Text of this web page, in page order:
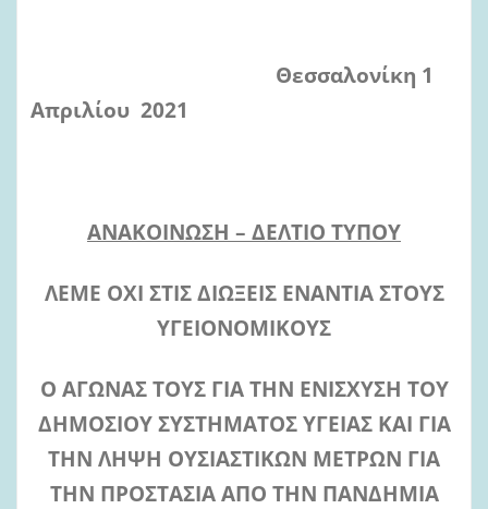
Θεσσαλονίκη 1
Απριλίου 2021
ΑΝΑΚΟΙΝΩΣΗ – ΔΕΛΤΙΟ ΤΥΠΟΥ
ΛΕΜΕ ΟΧΙ ΣΤΙΣ ΔΙΩΞΕΙΣ ΕΝΑΝΤΙΑ ΣΤΟΥΣ
ΥΓΕΙΟΝΟΜΙΚΟΥΣ
Ο ΑΓΩΝΑΣ ΤΟΥΣ ΓΙΑ ΤΗΝ ΕΝΙΣΧΥΣΗ ΤΟΥ
ΔΗΜΟΣΙΟΥ ΣΥΣΤΗΜΑΤΟΣ ΥΓΕΙΑΣ ΚΑΙ ΓΙΑ
ΤΗΝ ΛΗΨΗ ΟΥΣΙΑΣΤΙΚΩΝ ΜΕΤΡΩΝ ΓΙΑ
ΤΗΝ ΠΡΟΣΤΑΣΙΑ ΑΠΟ ΤΗΝ ΠΑΝΔΗΜΙΑ